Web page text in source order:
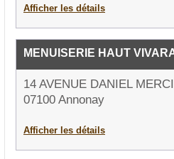
Afficher les détails
MENUISERIE HAUT
14 AVENUE DANIEL
07100 Annonay
Afficher les détails